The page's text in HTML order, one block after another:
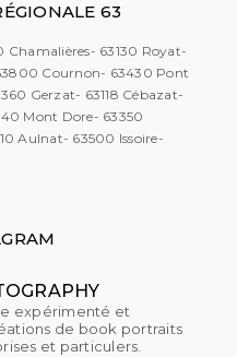
63
63130 Royat-
Cournon- 63430 Pont
Gerzat- 63118 Cébazat-
Mont Dore- 63350
Aulnat- 63500 Issoire-
expérimenté et
de book portraits
et particulers.